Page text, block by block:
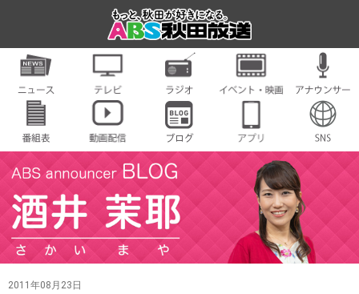
2011年08月23日